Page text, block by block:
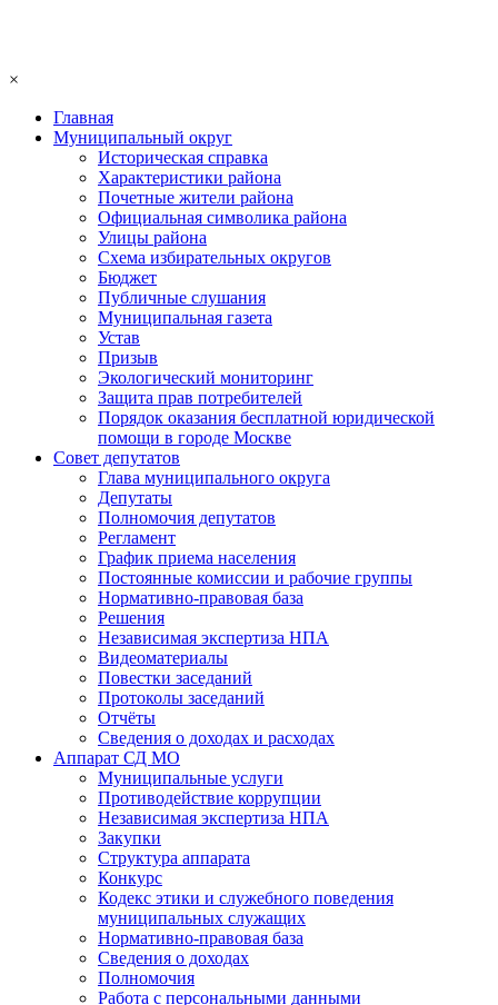
×
Главная
Муниципальный округ
Историческая справка
Характеристики района
Почетные жители района
Официальная символика района
Улицы района
Схема избирательных округов
Бюджет
Публичные слушания
Муниципальная газета
Устав
Призыв
Экологический мониторинг
Защита прав потребителей
Порядок оказания бесплатной юридической
помощи в городе Москве
Совет депутатов
Глава муниципального округа
Депутаты
Полномочия депутатов
Регламент
График приема населения
Постоянные комиссии и рабочие группы
Нормативно-правовая база
Решения
Независимая экспертиза НПА
Видеоматериалы
Повестки заседаний
Протоколы заседаний
Отчёты
Сведения о доходах и расходах
Аппарат СД МО
Муниципальные услуги
Противодействие коррупции
Независимая экспертиза НПА
Закупки
Структура аппарата
Конкурс
Кодекс этики и служебного поведения
муниципальных служащих
Нормативно-правовая база
Сведения о доходах
Полномочия
Работа с персональными данными